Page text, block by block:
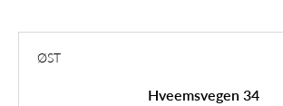
ØST
Hveemsvegen 34